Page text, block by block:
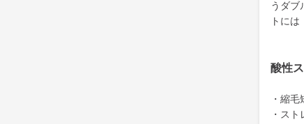
うダブ
トに
酸性
・縮
・ス